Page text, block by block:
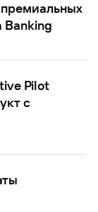
Banking
Pilot
с